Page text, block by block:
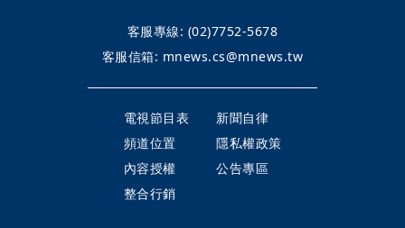
客服專線: (02)7752-5678
客服信箱: mnews.cs@mnews.tw
電視節目表
新聞自律
頻道位置
隱私權政策
內容授權
公告專區
整合行銷